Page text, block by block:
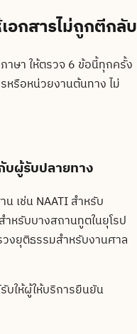
อกสารไม่ถูกตีกลับ
าษา ให้ตรวจ 6 ข้อนี้ทุกครั้ง
รือหน่วยงานต้นทาง ไม่
บผู้รับปลายทาง
เช่น NAATI สำหรับ
ำหรับบางสถานทูตในยุโรป
งยุติธรรมสำหรับงานศาล
บให้ผู้ให้บริการยืนยัน